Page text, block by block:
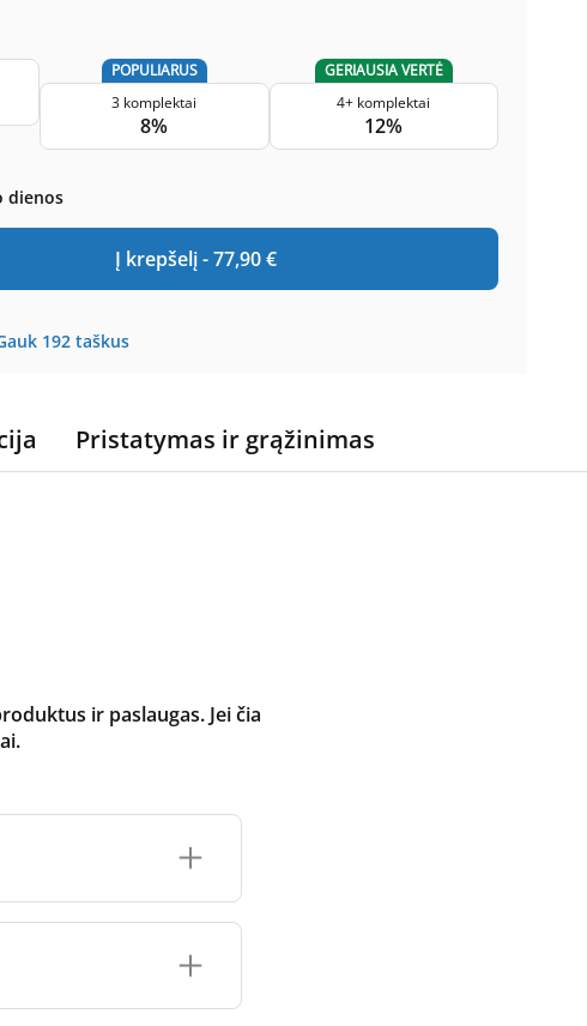
POPULIARUS
3 komplektai
8%
GERIAUSIA VERTĖ
4+ komplektai
12%
dienos
Į krepšelį -77,90€
192 taškus
Pristatymas ir grąžinimas
ir paslaugas. Jei čia
prekės ženklo